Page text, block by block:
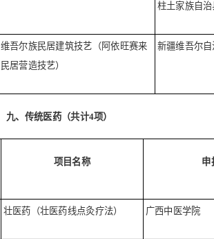
柱土家族自治
维吾尔族民居建筑技艺（阿依旺赛来
民居营造技艺）
新疆维吾尔
九、传统医药（共计4项）
项目名称 申
壮医药（壮医药线点灸疗法） 广西中医学院